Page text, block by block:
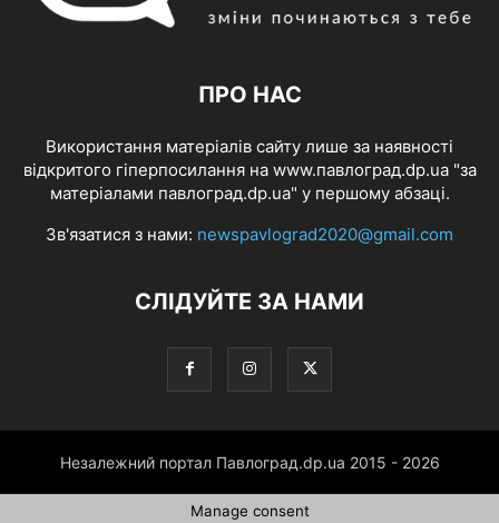
ПРО НАС
Використання матеріалів сайту лише за наявності
відкритого гіперпосилання на www.павлоград.dp.ua "за
матеріалами павлоград.dp.ua" у першому абзаці.
Зв'язатися з нами: newspavlograd2020@gmail.com
СЛІДУЙТЕ ЗА НАМИ
Незалежний портал Павлоград.dp.ua 2015 - 2026
Manage consent